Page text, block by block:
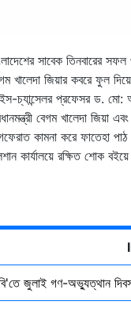
সাবেক তিনবারের
খালেদা জিয়ার কবরে ফুল
চ্যান্সেলর প্রফেসর ড. মো:
বেগম খালেদা জিয়া
কামনা করে ফাতেহা
কার্যালয়ে রক্ষিত শোক
জুলাই গণ-অভ্যুত্থান